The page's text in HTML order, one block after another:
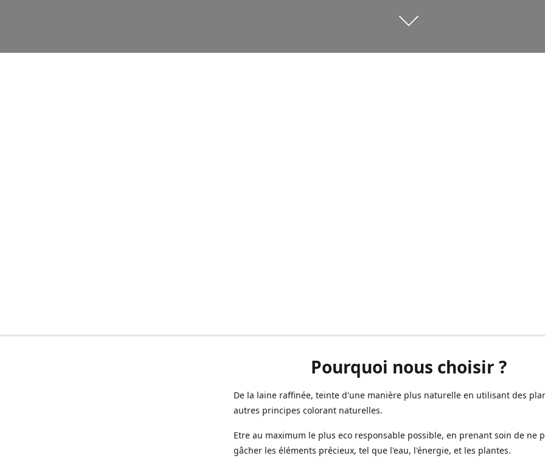
Pourquoi nous choisir ?
De la laine raffinée, teinte d'une manière plus naturelle en utilisant des
autres principes colorant naturelles.
Etre au maximum le plus eco responsable possible, en prenant soin de ne
gâcher les éléments précieux, tel que l'eau, l'énergie, et les plantes.